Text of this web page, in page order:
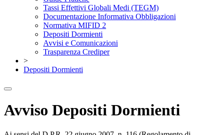
Tassi Effettivi Globali Medi (TEGM)
Documentazione Informativa Obbligazioni
Normativa MIFID 2
Depositi Dormienti
Avvisi e Comunicazioni
Trasparenza Crediper
>
Depositi Dormienti
Avviso Depositi Dormienti